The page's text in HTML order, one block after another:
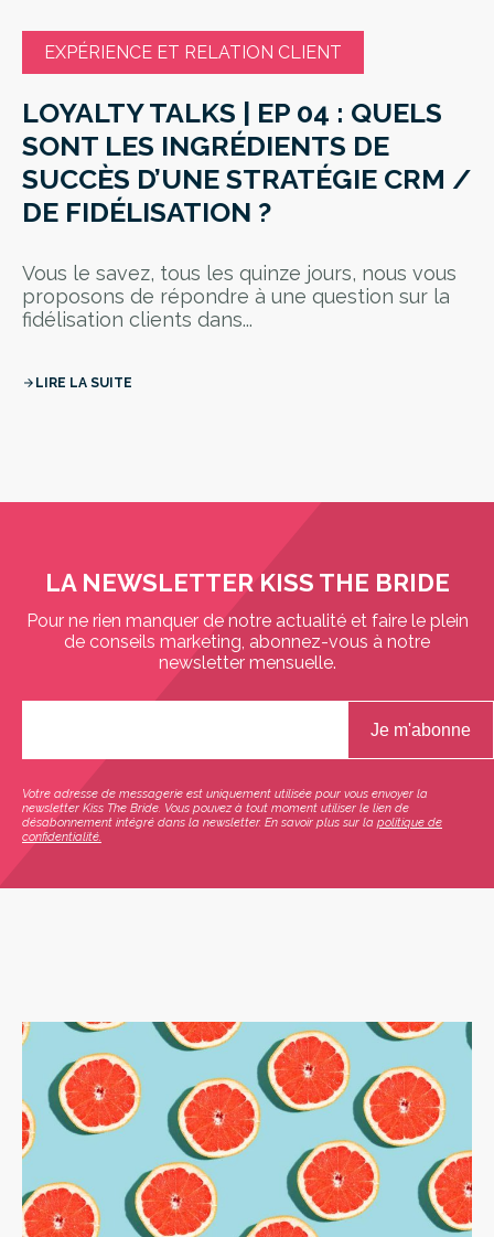
EXPÉRIENCE ET RELATION CLIENT
LOYALTY TALKS | EP 04 : QUELS
SONT LES INGRÉDIENTS DE
SUCCÈS D’UNE STRATÉGIE CRM /
DE FIDÉLISATION ?
Vous le savez, tous les quinze jours, nous vous
proposons de répondre à une question sur la
fidélisation clients dans...
arrow_forward LIRE LA SUITE
LA NEWSLETTER KISS THE BRIDE
Pour ne rien manquer de notre actualité et faire le plein
de conseils marketing, abonnez-vous à notre
newsletter mensuelle.
Votre adresse de messagerie est uniquement utilisée pour vous envoyer la
newsletter Kiss The Bride. Vous pouvez à tout moment utiliser le lien de
désabonnement intégré dans la newsletter. En savoir plus sur la politique de
confidentialité.